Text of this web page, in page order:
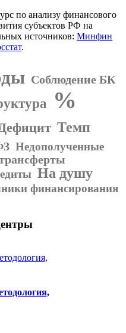
по анализу финансового
субъектов РФ на
источников: Минфин
.
Соблюдение БК
%
Темп
Недополученные
На душу
финансирования